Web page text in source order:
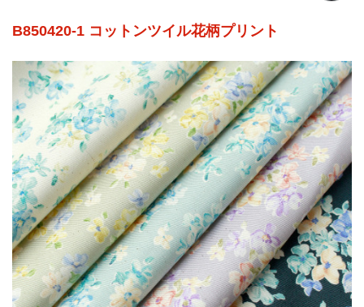
B850420-1 コットンツイル花柄プリント